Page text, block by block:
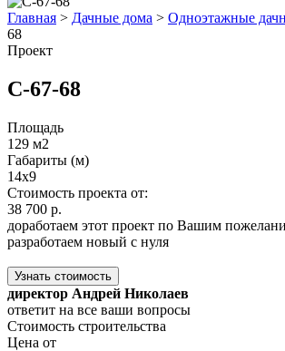
Главная > Дачные дома > Одноэтажные
68
Проект
С-67-68
Площадь
129 м2
Габариты (м)
14x9
Стоимость проекта от:
38 700 р.
доработаем этот проект по Вашим
разработаем новый с нуля
Узнать стоимость
директор Андрей Николаев
ответит на все ваши вопросы
Стоимость строительства
Цена от